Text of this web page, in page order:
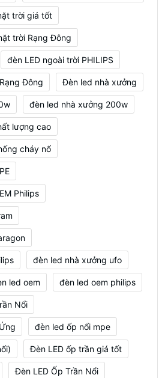
trời giá tốt
trời Rạng Đông
đèn LED ngoài trời PHILIPS
Đông Đèn led nhà xưởng
đèn led nhà xưởng 200w
lượng cao
cháy nổ
Philips
đèn led nhà xưởng ufo
led oem đèn led oem philips
Nổi
đèn led ốp nổi mpe
Đèn LED ốp trần giá tốt
Đèn LED Ốp Trần Nổi